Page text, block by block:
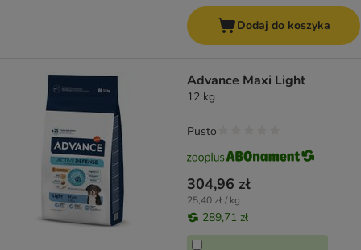
Dodaj do koszyka
Advance Maxi Light
12 kg
304,96 zł
25,40 zł / kg
289,71 zł
Pusto